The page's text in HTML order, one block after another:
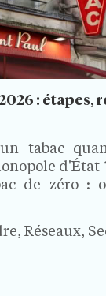
: étapes,
tabac
d'État
de zéro :
Réseaux,